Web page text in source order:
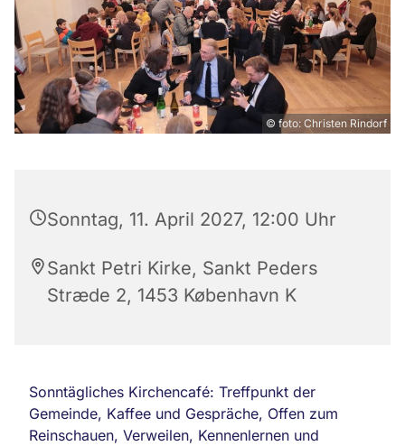
© foto: Christen Rindorf
Sonntag, 11. April 2027, 12:00 Uhr
Sankt Petri Kirke, Sankt Peders
Stræde 2, 1453 København K
Sonntägliches Kirchencafé: Treffpunkt der
Gemeinde, Kaffee und Gespräche, Offen zum
Reinschauen, Verweilen, Kennenlernen und